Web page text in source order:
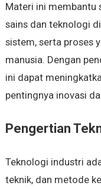
Materi ini membantu
sains dan teknologi
sistem, serta proses
manusia. Dengan
ini dapat
pentingnya inovasi
Pengertian
Teknologi industri
teknik, dan metode